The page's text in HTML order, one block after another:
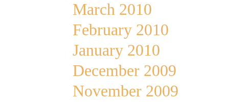
March 2010
February 2010
January 2010
December 2009
November 2009